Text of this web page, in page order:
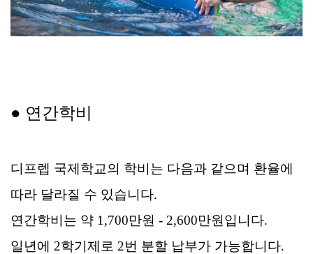
● 연간학비
디프렙 국제학교의 학비는 다음과 같으며 환율에
따라 달라질 수 있습니다.
연간학비는 약 1,700만원 - 2,600만원입니다.
일년에 2학기제로 2번 분할 납부가 가능합니다.